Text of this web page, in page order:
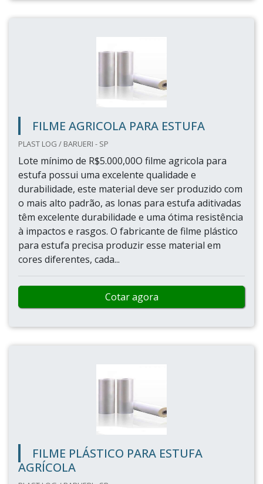
FILME AGRICOLA PARA ESTUFA
PLAST LOG / BARUERI - SP
Lote mínimo de R$5.000,00O filme agricola para
estufa possui uma excelente qualidade e
durabilidade, este material deve ser produzido com
o mais alto padrão, as lonas para estufa aditivadas
têm excelente durabilidade e uma ótima resistência
à impactos e rasgos. O fabricante de filme plástico
para estufa precisa produzir esse material em
cores diferentes, cada...
Cotar agora
FILME PLÁSTICO PARA ESTUFA
AGRÍCOLA